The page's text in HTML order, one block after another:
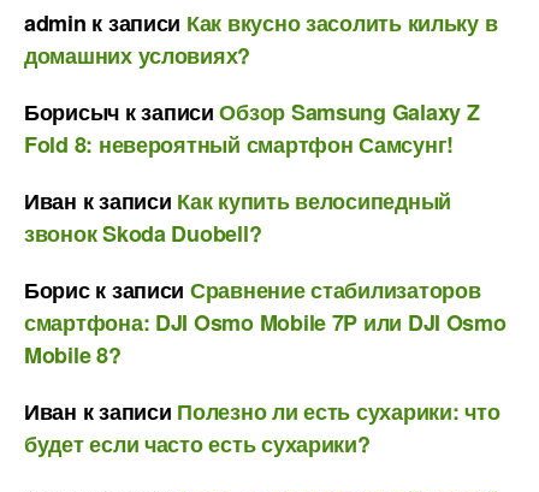
admin к записи Как вкусно засолить кильку в
домашних условиях?
Борисыч к записиОбзор Samsung Galaxy Z
Fold 8: невероятный смартфон Самсунг!
Иван к записи Как купить велосипедный
звонок Skoda Duobell?
Бориск записи Сравнение стабилизаторов
смартфона: DJI Osmo Mobile 7P или DJI Osmo
Mobile 8?
Иван к записи Полезно ли есть сухарики: что
будет если часто есть сухарики?